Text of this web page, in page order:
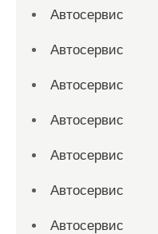
Автосервис
Автосервис
Автосервис
Автосервис
Автосервис
Автосервис
Автосервис